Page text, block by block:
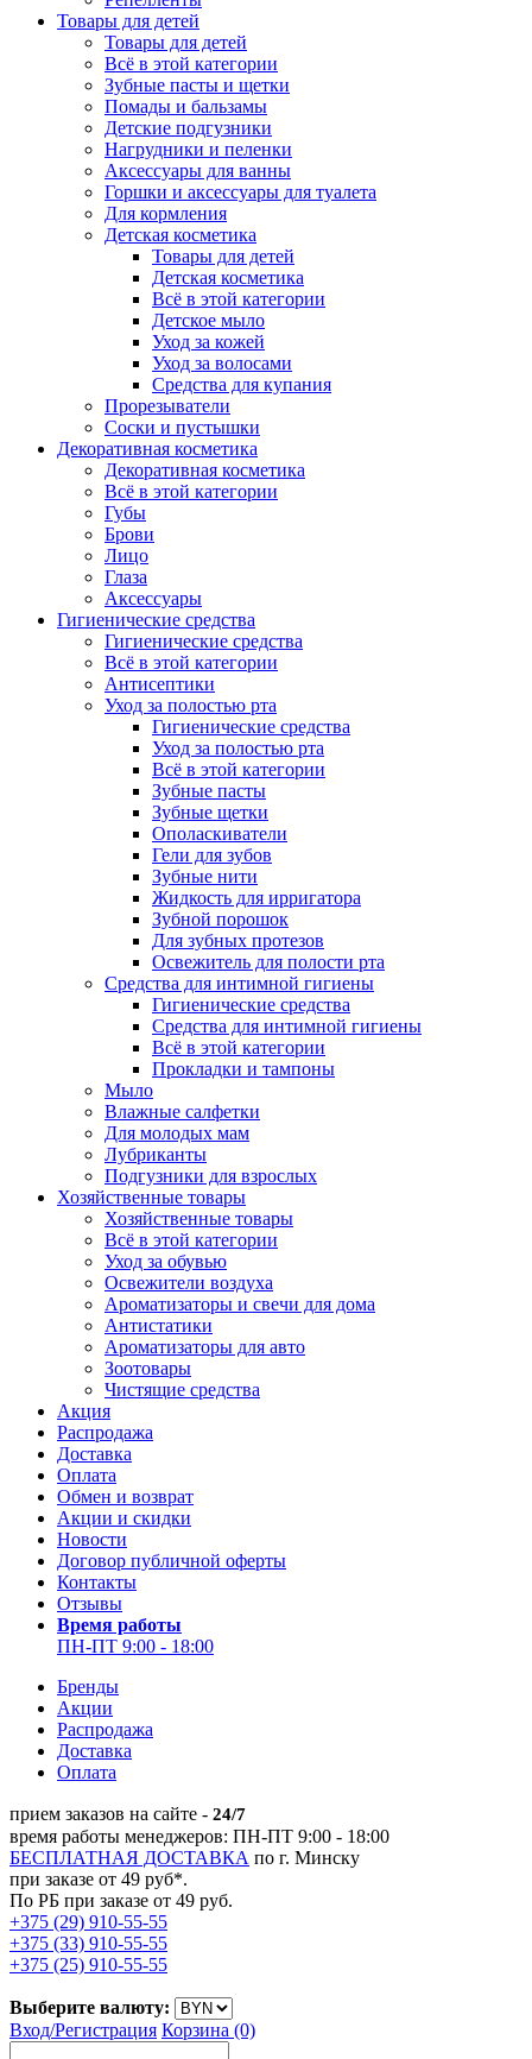
Товары для детей
Товары для детей
Всё в этой категории
Зубные пасты и щетки
Помады и бальзамы
Детские подгузники
Нагрудники и пеленки
Аксессуары для ванны
Горшки и аксессуары для туалета
Для кормления
Детская косметика
Товары для детей
Детская косметика
Всё в этой категории
Детское мыло
Уход за кожей
Уход за волосами
Средства для купания
Прорезыватели
Соски и пустышки
Декоративная косметика
Декоративная косметика
Всё в этой категории
Губы
Брови
Лицо
Глаза
Аксессуары
Гигиенические средства
Гигиенические средства
Всё в этой категории
Антисептики
Уход за полостью рта
Гигиенические средства
Уход за полостью рта
Всё в этой категории
Зубные пасты
Зубные щетки
Ополаскиватели
Гели для зубов
Зубные нити
Жидкость для ирригатора
Зубной порошок
Для зубных протезов
Освежитель для полости рта
Средства для интимной гигиены
Гигиенические средства
Средства для интимной гигиены
Всё в этой категории
Прокладки и тампоны
Мыло
Влажные салфетки
Для молодых мам
Лубриканты
Подгузники для взрослых
Хозяйственные товары
Хозяйственные товары
Всё в этой категории
Уход за обувью
Освежители воздуха
Ароматизаторы и свечи для дома
Антистатики
Ароматизаторы для авто
Зоотовары
Чистящие средства
Акция
Распродажа
Доставка
Оплата
Обмен и возврат
Акции и скидки
Новости
Договор публичной оферты
Контакты
Отзывы
Время работы
ПН-ПТ 9:00 - 18:00
Бренды
Акции
Распродажа
Доставка
Оплата
прием заказов на сайте - 24/7
время работы менеджеров: ПН-ПТ 9:00 - 18:00
БЕСПЛАТНАЯ ДОСТАВКА по г. Минску
при заказе от 49 руб*.
По РБ при заказе от 49 руб.
+375 (29) 910-55-55
+375 (33) 910-55-55
+375 (25) 910-55-55
Выберите валюту:
Вход/Регистрация Корзина (0)